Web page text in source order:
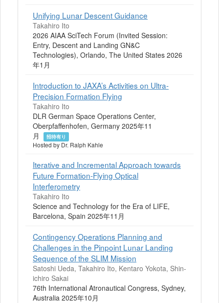
Unifying Lunar Descent Guidance
Takahiro Ito
2026 AIAA SciTech Forum (Invited Session:
Entry, Descent and Landing GN&C
Technologies), Orlando, The United States 2026
年1月
Introduction to JAXA’s Activities on Ultra-
Precision Formation Flying
Takahiro Ito
DLR Ger­man Space Op­er­a­tions Cen­ter,
Oberpfaffenhofen, Germany 2025年11
月
招待有り
Hosted by Dr. Ralph Kahle
Iterative and Incremental Approach towards
Future Formation-Flying Optical
Interferometry
Takahiro Ito
Science and Technology for the Era of LIFE,
Barcelona, Spain 2025年11月
Contingency Operations Planning and
Challenges in the Pinpoint Lunar Landing
Sequence of the SLIM Mission
Satoshi Ueda, Takahiro Ito, Kentaro Yokota, Shin-
ichiro Sakai
76th International Atronautical Congress, Sydney,
Australia 2025年10月